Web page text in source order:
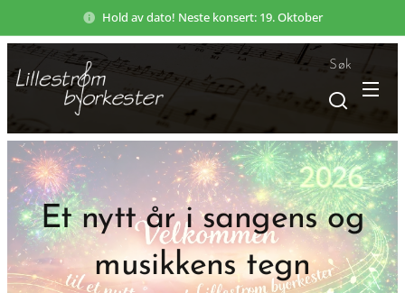
Hold av dato! Neste konsert: 19. Oktober
Søk
Et nytt år i sangens og
musikkens tegn